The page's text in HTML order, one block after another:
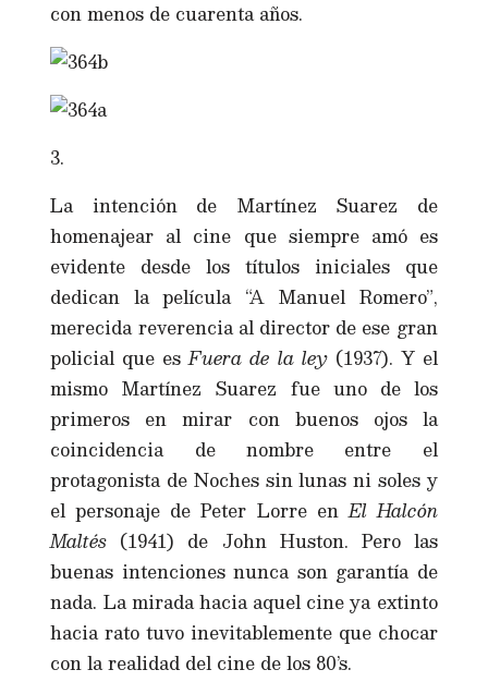
con menos de cuarenta años.
3.
La intención de Martínez Suarez de
homenajear al cine que siempre amó es
evidente desde los títulos iniciales que
dedican la película “A Manuel Romero”,
merecida reverencia al director de ese gran
policial que esFuera de la ley (1937). Y el
mismo Martínez Suarez fue uno de los
primeros en mirar con buenos ojos la
coincidencia de nombre entre el
protagonista de Noches sin lunas ni soles y
el personaje de Peter Lorre enEl Halcón
Maltés (1941) de John Huston. Pero las
buenas intenciones nunca son garantía de
nada. La mirada hacia aquel cine ya extinto
hacia rato tuvo inevitablemente que chocar
con la realidad del cine de los 80’s.